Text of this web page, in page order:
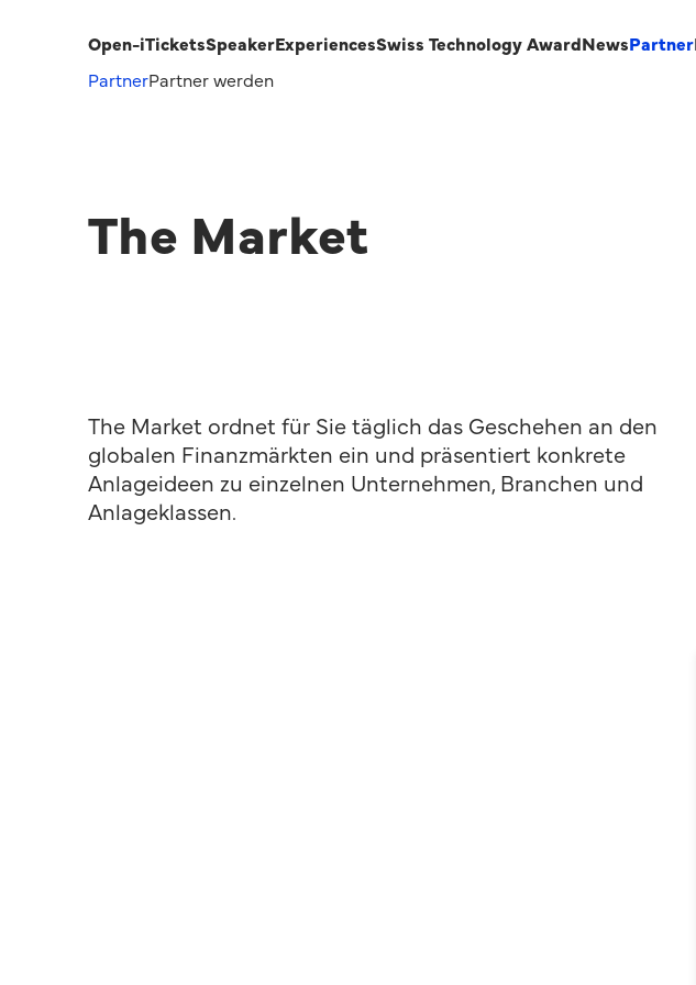
Open-iTicketsSpeakerExperiencesSwiss Technology Award News Partner
PartnerPartner werden
The Market
The Market ordnet für Sie täglich das Geschehen an den
globalen Finanzmärkten ein und präsentiert konkrete
Anlageideen zu einzelnen Unternehmen, Branchen und
Anlageklassen.